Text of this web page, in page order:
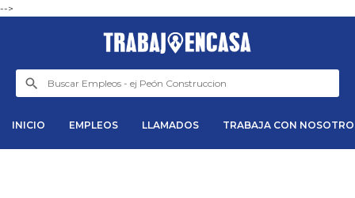
-->
INICIO EMPLEOS LLAMADOS TRABAJA CON